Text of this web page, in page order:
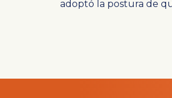
adoptó la postura de